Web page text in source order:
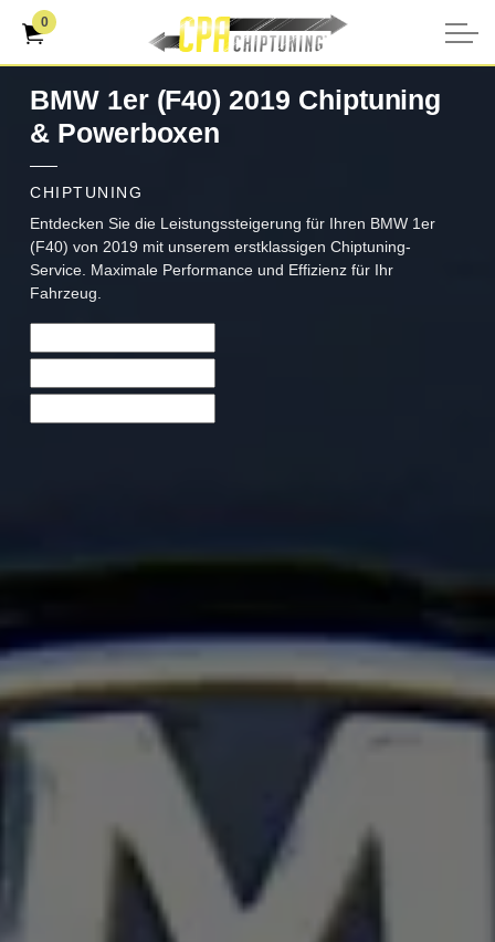
0
BMW 1er (F40) 2019 Chiptuning
& Powerboxen
CHIPTUNING
Entdecken Sie die Leistungssteigerung für Ihren BMW 1er
(F40) von 2019 mit unserem erstklassigen Chiptuning-
Service. Maximale Performance und Effizienz für Ihr
Fahrzeug.